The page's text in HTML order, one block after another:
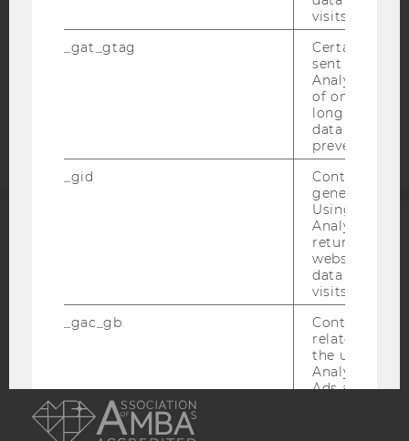
STUDIENBEWERBER*INNEN UND STUDIERENDE
COOKIE EINSTELLUNGEN
Barrierefreiheitserklärung
visits.
_gat_gtag
Certain data
sent to
Analytics a
of once per
long as it is
data
prevented.
_gid
Contains a
generated
Using this
Analytics can
returning
website and
data from
visits.
_gac_gb
Contains
related
the user. If
Analytics and
Ads accounts